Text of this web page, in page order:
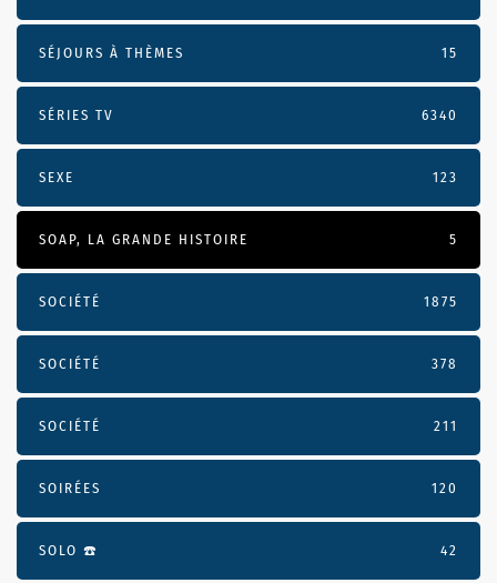
SÉJOURS À THÈMES 15
SÉRIES TV 6340
SEXE 123
SOAP, LA GRANDE HISTOIRE 5
SOCIÉTÉ 1875
SOCIÉTÉ 378
SOCIÉTÉ 211
SOIRÉES 120
SOLO ☎️ 42